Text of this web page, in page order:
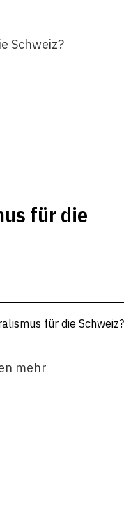
für die